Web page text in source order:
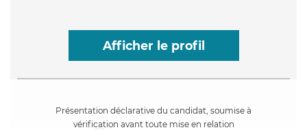
Afficher le profil
Présentation déclarative du candidat, soumise à
vérification avant toute mise en relation